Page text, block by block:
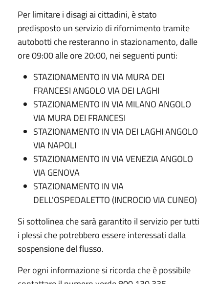
Per limitare i disagi ai cittadini, è stato
predisposto un servizio di rifornimento tramite
autobotti che resteranno in stazionamento, dalle
ore 09:00 alle ore 20:00, nei seguenti punti:
STAZIONAMENTO IN VIA MURA DEI
FRANCESI ANGOLO VIA DEI LAGHI
STAZIONAMENTO IN VIA MILANO ANGOLO
VIA MURA DEI FRANCESI
STAZIONAMENTO IN VIA DEI LAGHI ANGOLO
VIA NAPOLI
STAZIONAMENTO IN VIA VENEZIA ANGOLO
VIA GENOVA
STAZIONAMENTO IN VIA
DELL'OSPEDALETTO (INCROCIO VIA CUNEO)
Si sottolinea che sarà garantito il servizio per tutti
i plessi che potrebbero essere interessati dalla
sospensione del flusso.
Per ogni informazione si ricorda che è possibile